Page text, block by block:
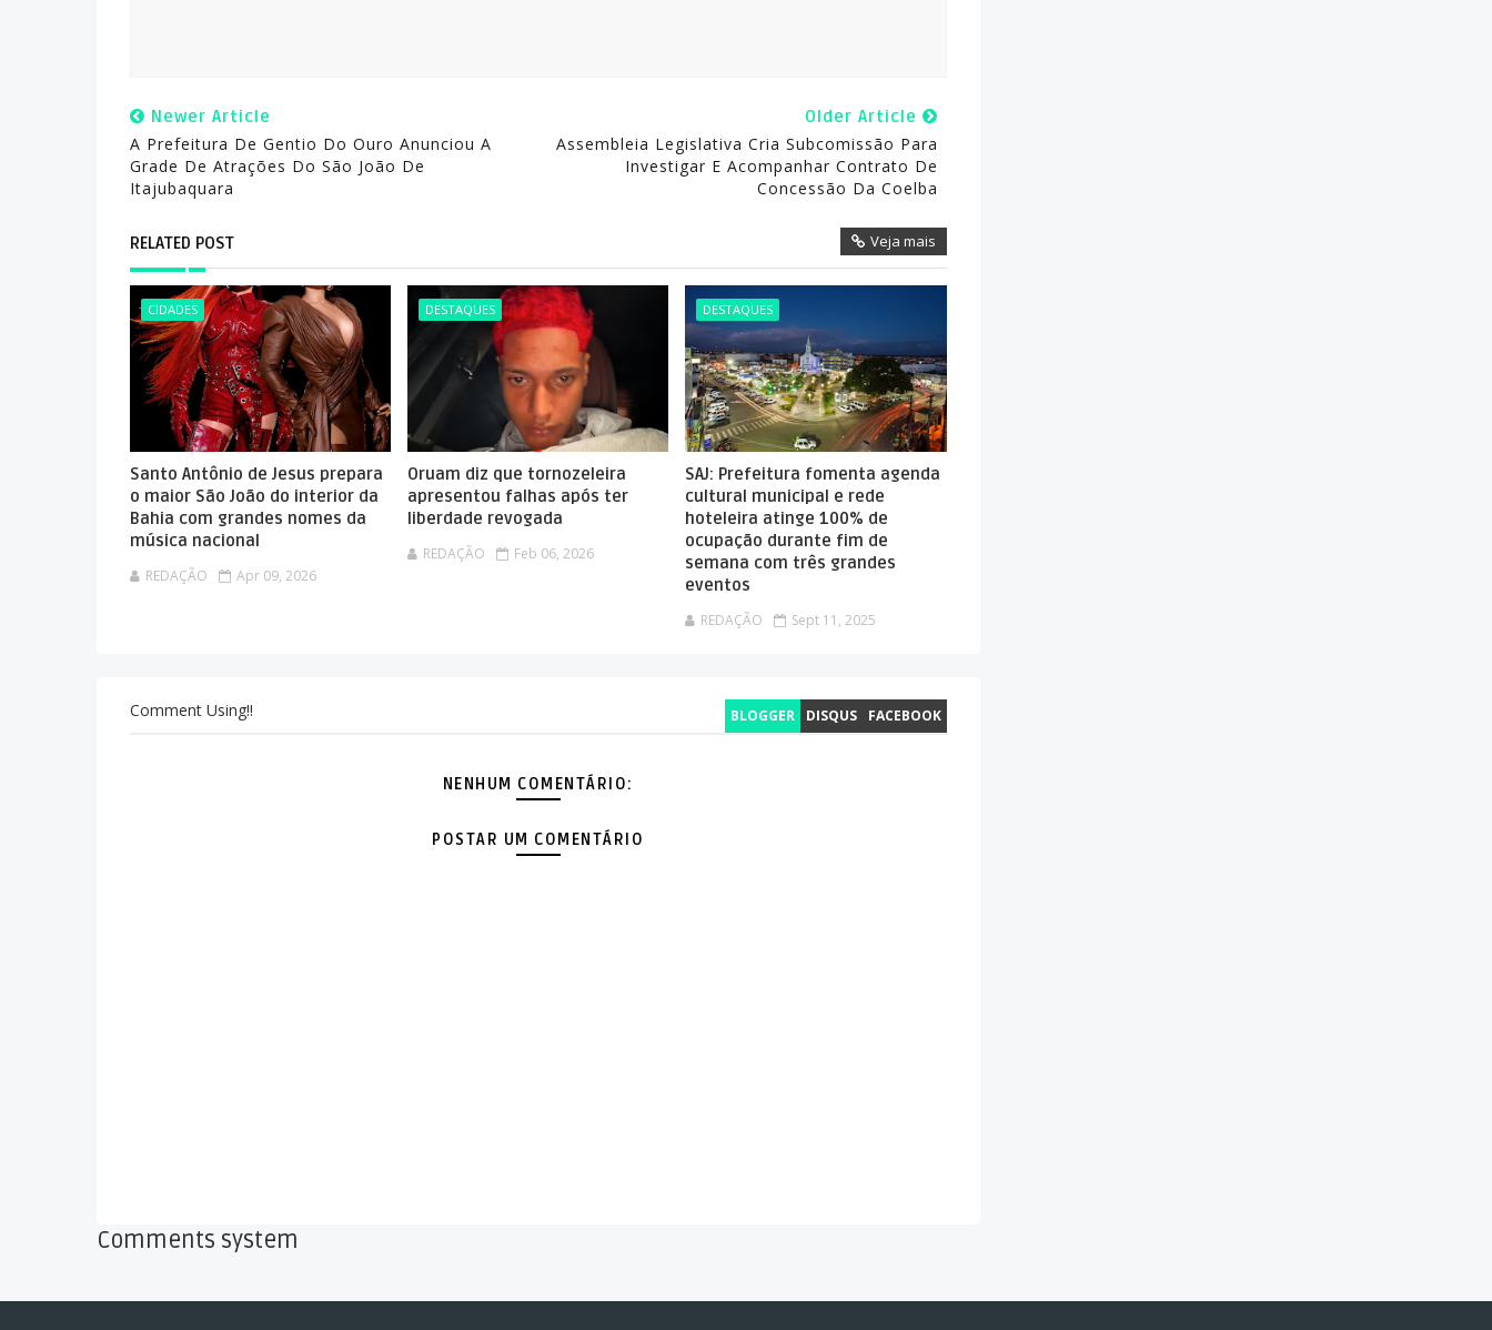
Newer Article
A Prefeitura De Gentio Do Ouro Anunciou A
Grade De Atrações Do São João De
Itajubaquara
Older Article
Assembleia Legislativa Cria Subcomissão Para
Investigar E Acompanhar Contrato De
Concessão Da Coelba
RELATED POST Veja mais
CIDADES
Santo Antônio de Jesus prepara
o maior São João do interior da
Bahia com grandes nomes da
música nacional
REDAÇÃO Apr 09, 2026
DESTAQUES
Oruam diz que tornozeleira
apresentou falhas após ter
liberdade revogada
REDAÇÃO Feb 06, 2026
DESTAQUES
SAJ: Prefeitura fomenta agenda
cultural municipal e rede
hoteleira atinge 100% de
ocupação durante fim de
semana com três grandes
eventos
REDAÇÃO Sept 11, 2025
BLOGGER DISQUS FACEBOOK
Comment Using!!
NENHUM COMENTÁRIO:
POSTAR UM COMENTÁRIO
Comments system